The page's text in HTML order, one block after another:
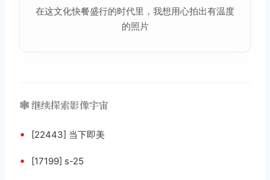
在这文化快餐盛行的时代里，我想用心拍出有温度
的照片
🕸️ 继续探索影像宇宙
• [22443] 当下即美
• [17199] s-25